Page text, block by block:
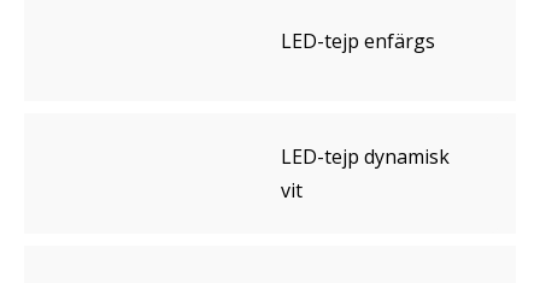
LED-tejp enfärgs
LED-tejp dynamisk
vit